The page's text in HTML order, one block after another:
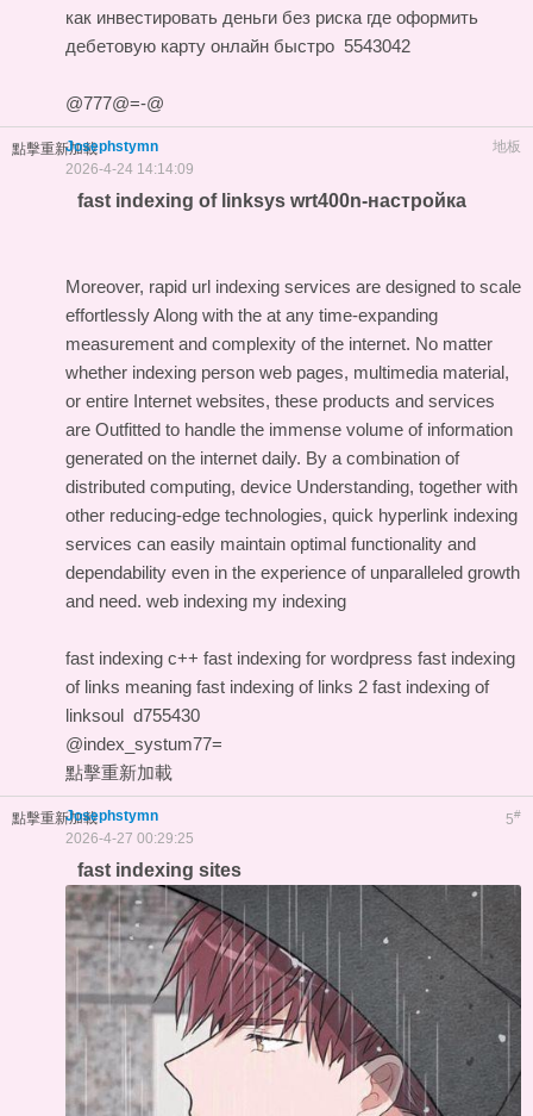
как инвестировать деньги без риска где оформить
дебетовую карту онлайн быстро 5543042
@777@=-@
點擊重新加載 地板
Josephstymn
2026-4-24 14:14:09
fast indexing of linksys wrt400n-настройка
Moreover, rapid url indexing services are designed to scale
effortlessly Along with the at any time-expanding
measurement and complexity of the internet. No matter
whether indexing person web pages, multimedia material,
or entire Internet websites, these products and services
are Outfitted to handle the immense volume of information
generated on the internet daily. By a combination of
distributed computing, device Understanding, together with
other reducing-edge technologies, quick hyperlink indexing
services can easily maintain optimal functionality and
dependability even in the experience of unparalleled growth
and need. web indexing my indexing
fast indexing c++ fast indexing for wordpress fast indexing
of links meaning fast indexing of links 2 fast indexing of
linksoul d755430
@index_systum77=
點擊重新加載
點擊重新加載 5#
Josephstymn
2026-4-27 00:29:25
fast indexing sites